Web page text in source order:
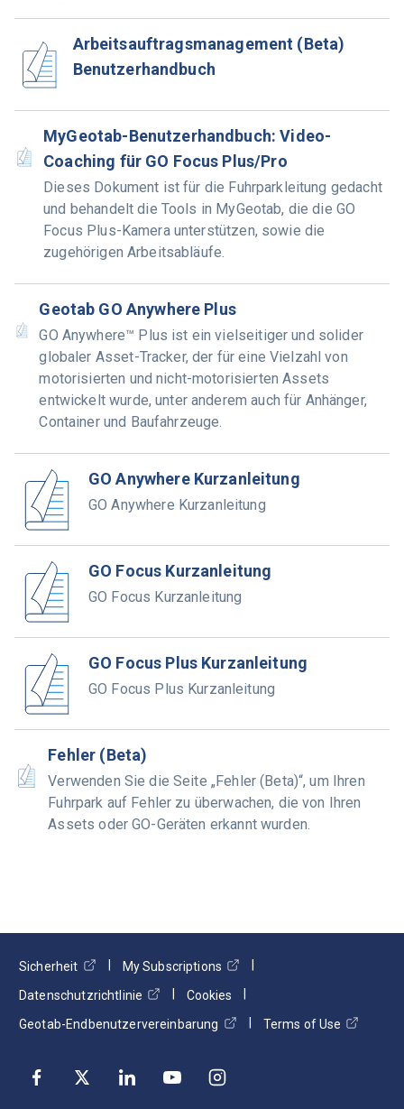
Arbeitsauftragsmanagement (Beta)
Benutzerhandbuch
MyGeotab-Benutzerhandbuch: Video-
Coaching für GO Focus Plus/Pro
Dieses Dokument ist für die Fuhrparkleitung gedacht
und behandelt die Tools in MyGeotab, die die GO
Focus Plus-Kamera unterstützen, sowie die
zugehörigen Arbeitsabläufe.
Geotab GO Anywhere Plus
GO Anywhere™ Plus ist ein vielseitiger und solider
globaler Asset-Tracker, der für eine Vielzahl von
motorisierten und nicht-motorisierten Assets
entwickelt wurde, unter anderem auch für Anhänger,
Container und Baufahrzeuge.
GO Anywhere Kurzanleitung
GO Anywhere Kurzanleitung
GO Focus Kurzanleitung
GO Focus Kurzanleitung
GO Focus Plus Kurzanleitung
GO Focus Plus Kurzanleitung
Fehler (Beta)
Verwenden Sie die Seite „Fehler (Beta)“, um Ihren
Fuhrpark auf Fehler zu überwachen, die von Ihren
Assets oder GO-Geräten erkannt wurden.
Sicherheit
My Subscriptions
Datenschutzrichtlinie
Cookies
Geotab-Endbenutzervereinbarung
Terms of Use